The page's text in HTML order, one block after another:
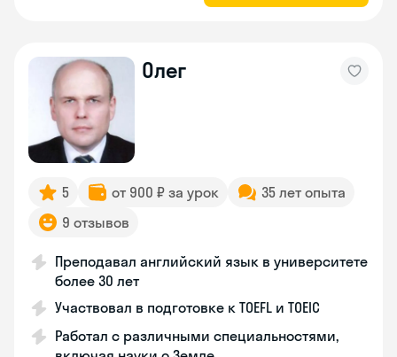
Олег
5 от 900 ₽ за урок
35 лет опыта
9 отзывов
Преподавал английский язык в университете
более 30 лет
Участвовал в подготовке к TOEFL и TOEIC
Работал с различными специальностями,